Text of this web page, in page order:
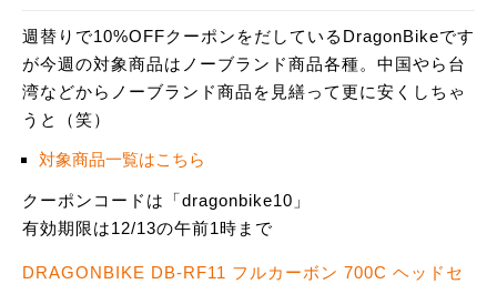
購入方法
クーポン＆セール
週替りで10%OFFクーポンをだしているDragonBikeです
が今週の対象商品はノーブランド商品各種。中国やら台
湾などからノーブランド商品を見繕って更に安くしちゃ
うと（笑）
対象商品一覧はこちら
クーポンコードは「dragonbike10」
有効期限は12/13の午前1時まで
DRAGONBIKE DB-RF11 フルカーボン 700C ヘッドセ